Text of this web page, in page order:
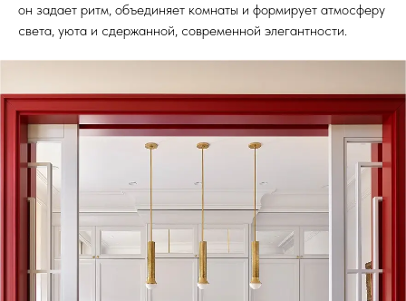
он задает ритм, объединяет комнаты и формирует атмосферу
света, уюта и сдержанной, современной элегантности.